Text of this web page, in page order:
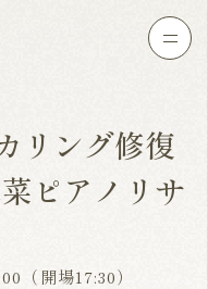
リング修復
ピアノリサ
（開場17:30）